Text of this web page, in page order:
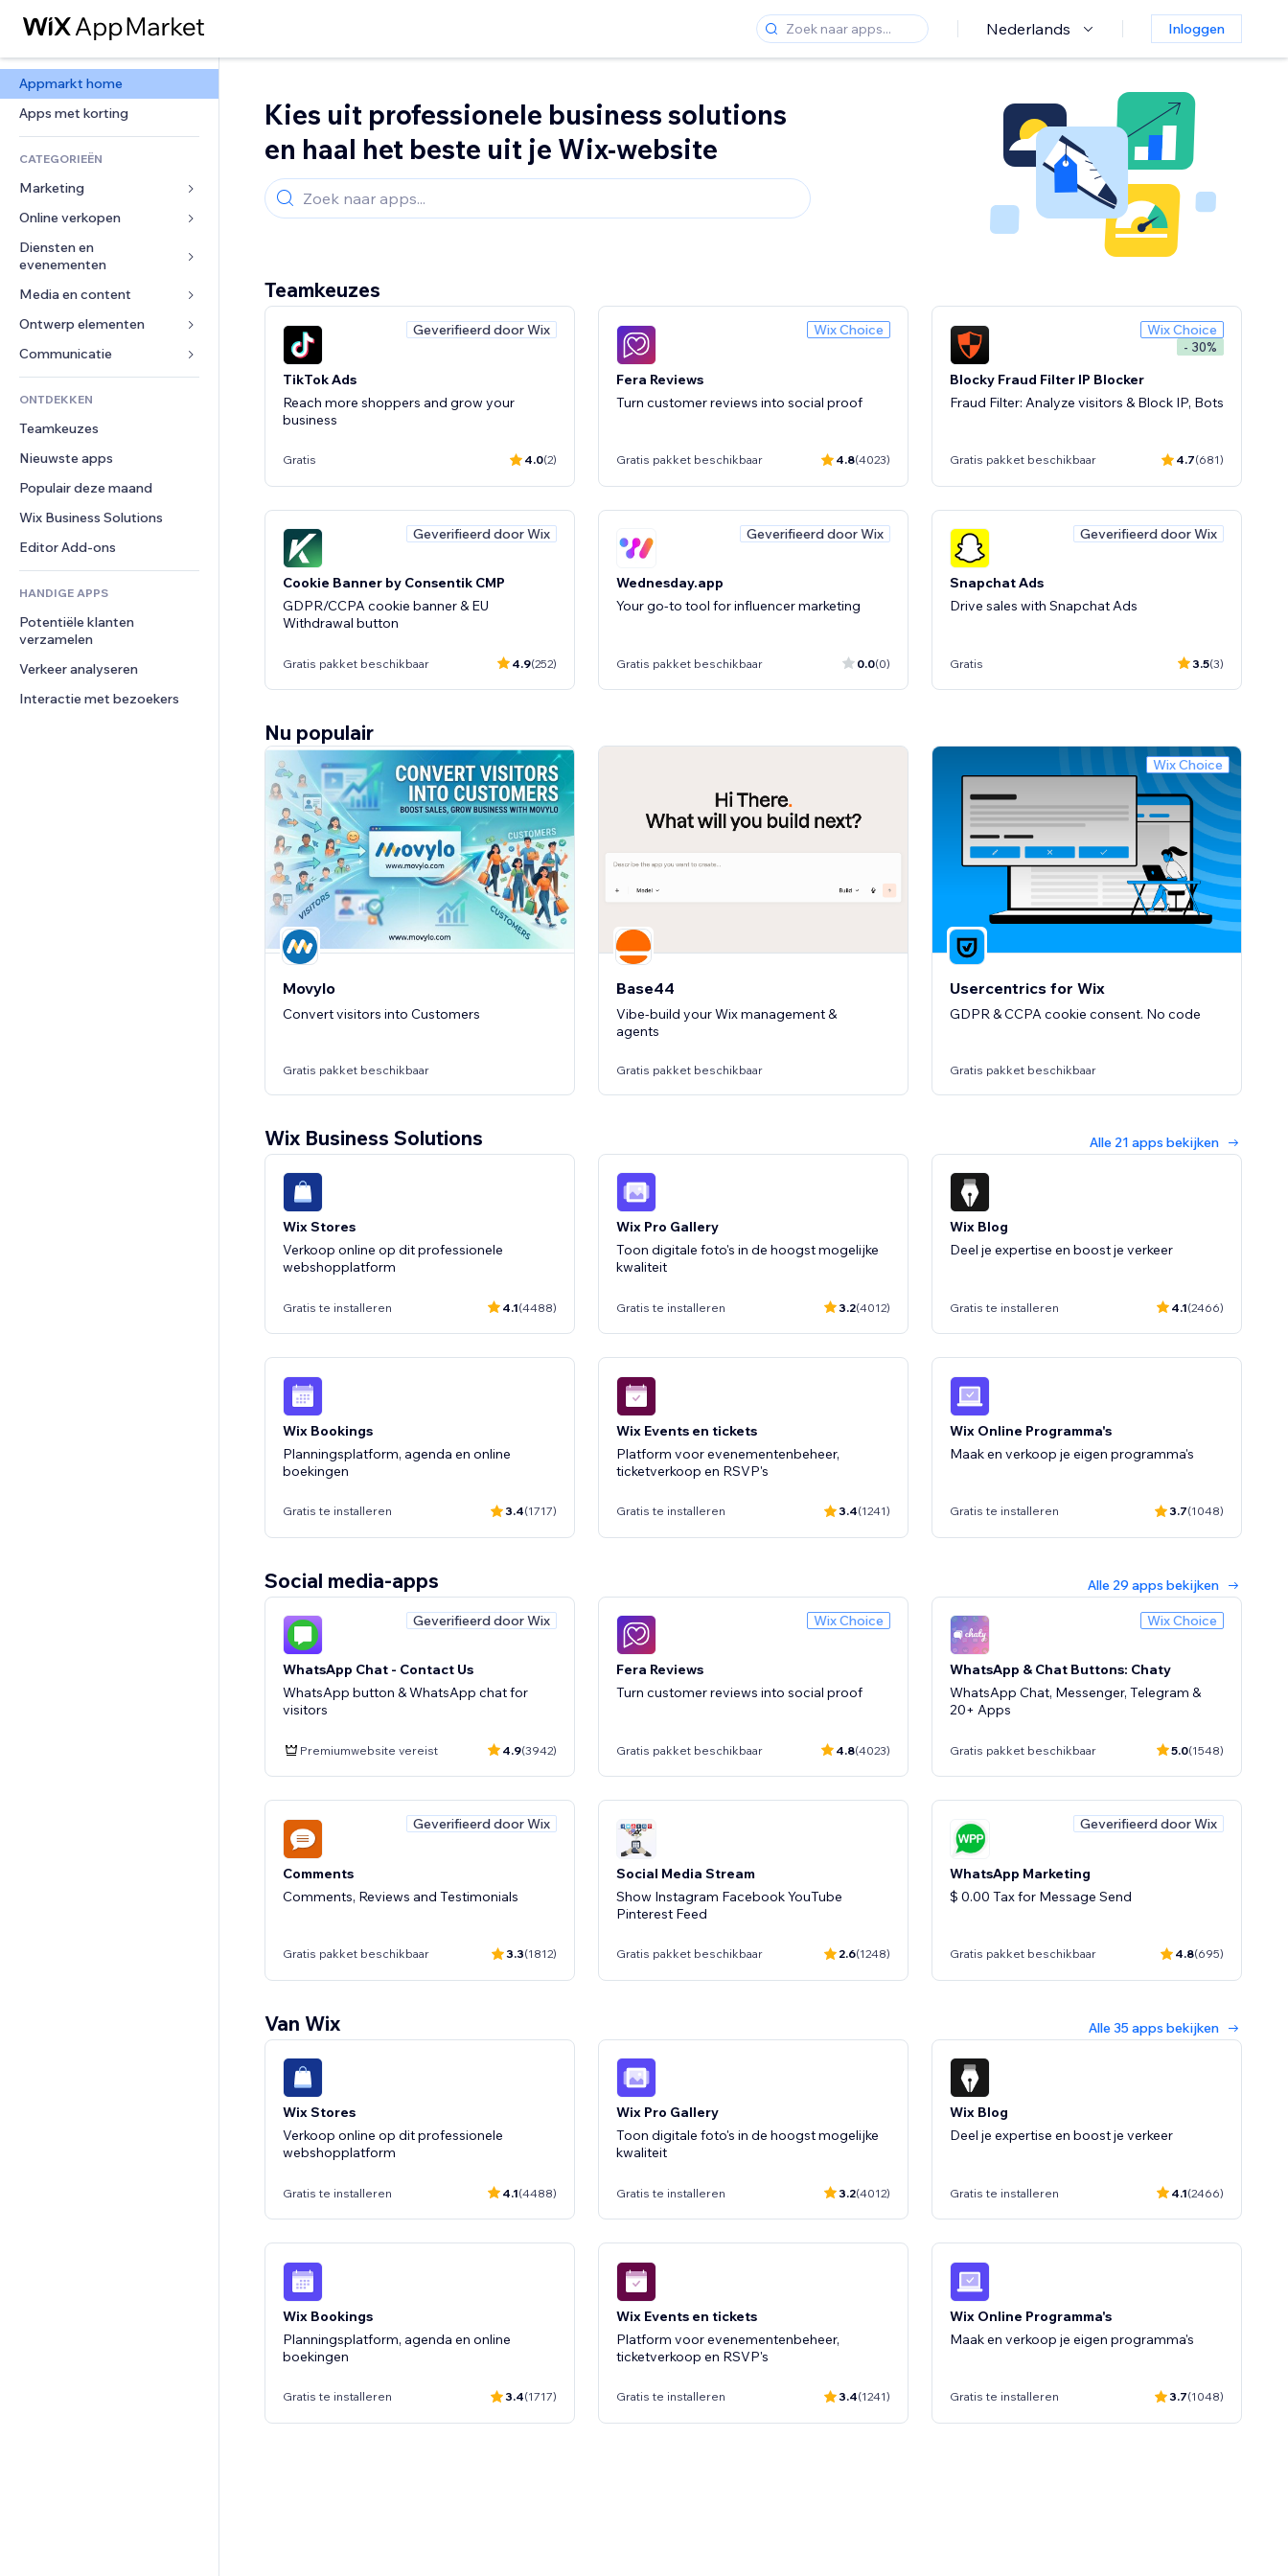
Nederlands Inloggen
Appmarkt home
Apps met korting
CATEGORIEËN
Marketing
Advertenties
Mobiel
Analytics
Social media
SEO
Betrokkenheid
Websitevermeldingen
E-mail
Conversie
Online verkopen
Apps voor webshops
Verzending en levering
Verkoopknoppen
Online cursussen
Print on demand
Boekhouding
Coupons en loyaliteit
Opslagoplossingen
Dropshipping
Prijzen en abonnementen
Crowdfunding
Eten en drinken
Diensten en
evenementen
Hotels
Evenementen
Restaurants
Vastgoed
Boekingen
Media en content
Galerij
Muziek
Podcasts
Fotografie
Video
PDF
Bestanden delen
Nieuws
Ontwerp elementen
Kaarten en navigatie
Privacy en beveiliging
Ontime
Pagina templates
Afbeeldingseffecten
Knoppen en menu's
Banners en badges
Rekenmachines
Zoeken
Weer
Grafieken en tabellen
Formulieren
Enquêtes
Chat
Opmerkingen
Telefoonnummer
Community
Beoordelingen en testimonials
CRM
ONTDEKKEN
Teamkeuzes
Nieuwste apps
Populair deze maand
Wix Business Solutions
Editor Add-ons
HANDIGE APPS
Potentiële klanten
verzamelen
Verkeer analyseren
Interactie met bezoekers
Kies uit professionele business solutions
en haal het beste uit je Wix-website
Teamkeuzes
Geverifieerd door Wix
TikTok Ads
Reach more shoppers and grow your
business
Gratis 4.0(2)
Wix Choice
Fera Reviews
Turn customer reviews into social proof
Gratis pakket beschikbaar 4.8(4023)
Wix Choice
- 30%
Blocky Fraud Filter IP Blocker
Fraud Filter: Analyze visitors & Block IP, Bots
Gratis pakket beschikbaar 4.7(681)
Geverifieerd door Wix
Cookie Banner by Consentik CMP
GDPR/CCPA cookie banner & EU
Withdrawal button
Gratis pakket beschikbaar 4.9(252)
Geverifieerd door Wix
Wednesday.app
Your go-to tool for influencer marketing
Gratis pakket beschikbaar 0.0(0)
Geverifieerd door Wix
Snapchat Ads
Drive sales with Snapchat Ads
Gratis 3.5(3)
Jobber
Quote, schedule, invoice & get paid-in one
place
Premiumwebsite vereist 5.0(1)
Start protecting your business from hackers
14 dagen gratis uitproberen
Nu populair
Movylo
Convert visitors into Customers
Gratis pakket beschikbaar
Base44
Vibe-build your Wix management &
agents
Gratis pakket beschikbaar
Wix Choice
Usercentrics for Wix
GDPR & CCPA cookie consent. No code
Gratis pakket beschikbaar
Geverifieerd door Wix
QuickBooks Connector
Integrate QuickBooks Online to your site
Gratis te installeren
Wix Business Solutions Alle 21 apps bekijken
Wix Stores
Verkoop online op dit professionele
webshopplatform
Gratis te installeren 4.1(4488)
Wix Pro Gallery
Toon digitale foto's in de hoogst mogelijke
kwaliteit
Gratis te installeren 3.2(4012)
Wix Blog
Deel je expertise en boost je verkeer
Gratis te installeren 4.1(2466)
Wix Bookings
Planningsplatform, agenda en online
boekingen
Gratis te installeren 3.4(1717)
Wix Events en tickets
Platform voor evenementenbeheer,
ticketverkoop en RSVP's
Gratis te installeren 3.4(1241)
Wix Online Programma's
Maak en verkoop je eigen programma's
Gratis te installeren 3.7(1048)
Wix Ledengedeelte
Laat leden accounts beheren en toegang
krijgen tot inhoud
Gratis te installeren
Wix Groups
Organiseer en beheer online community's
waarmee geld kan worden verdiend
Social media-apps Alle 29 apps bekijken
Geverifieerd door Wix
WhatsApp Chat - Contact Us
WhatsApp button & WhatsApp chat for
visitors
Premiumwebsite vereist 4.9(3942)
Wix Choice
Fera Reviews
Turn customer reviews into social proof
Gratis pakket beschikbaar 4.8(4023)
Wix Choice
WhatsApp & Chat Buttons: Chaty
WhatsApp Chat, Messenger, Telegram &
20+ Apps
Gratis pakket beschikbaar 5.0(1548)
Geverifieerd door Wix
Comments
Comments, Reviews and Testimonials
Gratis pakket beschikbaar 3.3(1812)
Social Media Stream
Show Instagram Facebook YouTube
Pinterest Feed
Gratis pakket beschikbaar 2.6(1248)
Geverifieerd door Wix
WhatsApp Marketing
$ 0.00 Tax for Message Send
Gratis pakket beschikbaar 4.8(695)
Geverifieerd door Wix
Instagram Follow Us & Counter
Link Instagram feed, grow social media
followers
Gratis pakket beschikbaar
Whatsapp
Integreer de WhatsApp-chatknop
moeiteloos.
Gratis te installeren
Van Wix Alle 35 apps bekijken
Wix Stores
Verkoop online op dit professionele
webshopplatform
Gratis te installeren 4.1(4488)
Wix Pro Gallery
Toon digitale foto's in de hoogst mogelijke
kwaliteit
Gratis te installeren 3.2(4012)
Wix Blog
Deel je expertise en boost je verkeer
Gratis te installeren 4.1(2466)
Wix Bookings
Planningsplatform, agenda en online
boekingen
Gratis te installeren 3.4(1717)
Wix Events en tickets
Platform voor evenementenbeheer,
ticketverkoop en RSVP's
Gratis te installeren 3.4(1241)
Wix Online Programma's
Maak en verkoop je eigen programma's
Gratis te installeren 3.7(1048)